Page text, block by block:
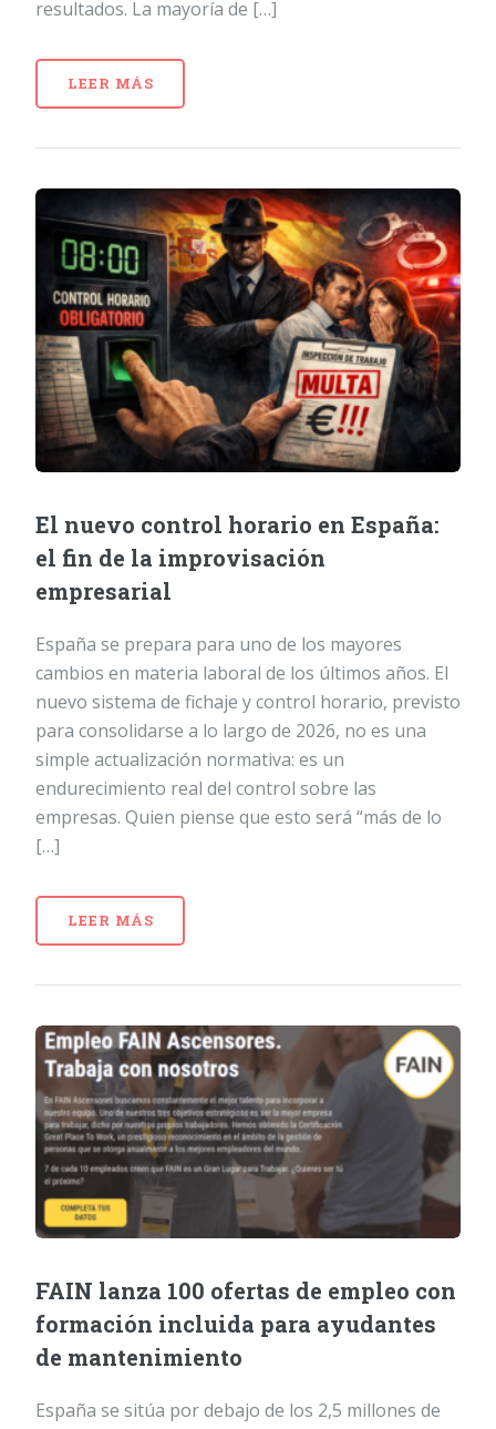
resultados. La mayoría de […]
LEER MÁS
El nuevo control horario en España:
el fin de la improvisación
empresarial
España se prepara para uno de los mayores
cambios en materia laboral de los últimos años. El
nuevo sistema de fichaje y control horario, previsto
para consolidarse a lo largo de 2026, no es una
simple actualización normativa: es un
endurecimiento real del control sobre las
empresas. Quien piense que esto será “más de lo
[…]
LEER MÁS
FAIN lanza 100 ofertas de empleo con
formación incluida para ayudantes
de mantenimiento
España se sitúa por debajo de los 2,5 millones de